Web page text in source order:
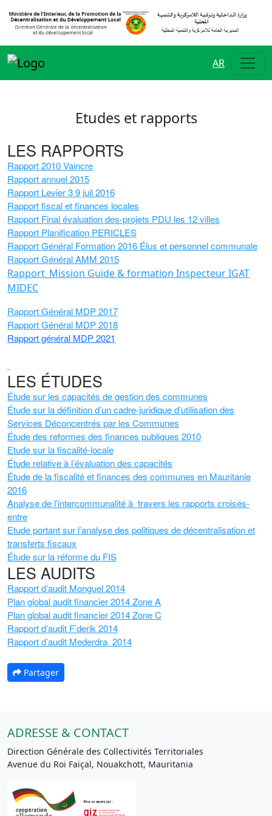
AR
Etudes et rapports
LES RAPPORTS
Rapport 2010 Vaincre
Rapport annuel 2015
Rapport Levier 3 9 juil 2016
Rapport fiscal et finances locales
Rapport Final évaluation des-projets PDU les 12 villes
Rapport Planification PERICLES
Rapport Général Formation 2016 Élus et personnel communale
Rapport Général AMM 2015
Rapport_Mission Guide & formation Inspecteur IGAT
MIDEC
Rapport Général MDP 2017
Rapport Général MDP 2018
Rapport général MDP 2021
LES ÉTUDES
Étude sur les capacités de gestion des communes
Étude sur la définition d’un cadre-juridique d’utilisation des
Services Déconcentrés par les Communes
Étude des reformes des finances publiques 2010
Etude sur la fiscalité-locale
Étude relative à l’évaluation des capacités
Étude de la fiscalité et finances des communes en Mauritanie
2016
Analyse de l’intercommunalité à travers les rapports croisés-
entre
Etude portant sur l’analyse des politiques de décentralisation et
transferts fiscaux
Étude sur la réforme du FIS
LES AUDITS
Rapport d’audit Monguel 2014
Plan global audit financier 2014 Zone A
Plan global audit financier 2014 Zone C
Rapport d’audit F’derik 2014
Rapport d’audit Mederdra 2014
Partager
ADRESSE & CONTACT
Direction Générale des Collectivités Territoriales
Avenue du Roi Faiçal, Nouakchott, Mauritania